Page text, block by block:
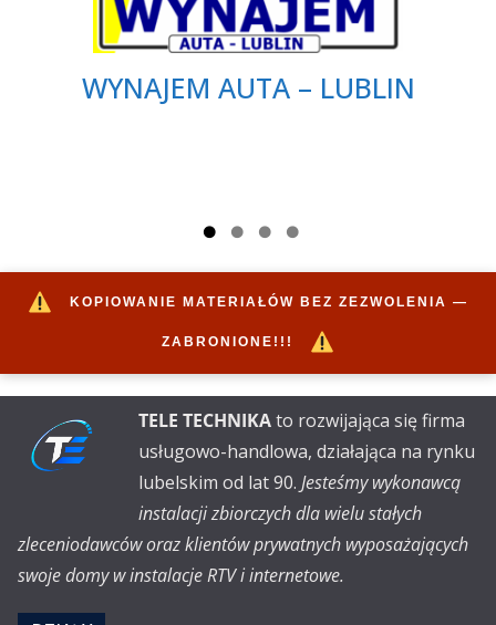
WYNAJEM AUTA – LUBLIN
KOPIOWANIE MATERIAŁÓW BEZ ZEZWOLENIA —
ZABRONIONE!!!
TELE TECHNIKAto rozwijająca się firma
usługowo-handlowa, działająca na rynku
lubelskim od lat 90. Jesteśmy wykonawcą
instalacji zbiorczych dla wielu stałych
zleceniodawców oraz klientów prywatnych wyposażających
swoje domy w instalacje RTV i internetowe.